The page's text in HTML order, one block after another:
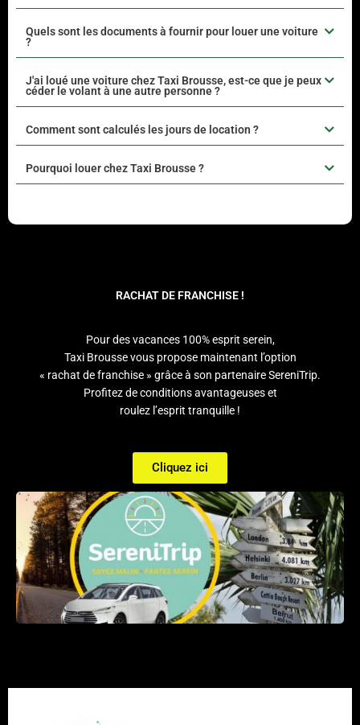
Quels sont les documents à fournir pour louer une voiture
?
J'ai loué une voiture chez Taxi Brousse, est-ce que je peux
céder le volant à une autre personne ?
Comment sont calculés les jours de location ?
Pourquoi louer chez Taxi Brousse ?
RACHAT DE FRANCHISE !
Pour des vacances 100% esprit serein,
Taxi Brousse vous propose maintenant l’option
« rachat de franchise » grâce à son partenaire SereniTrip.
Profitez de conditions avantageuses et
roulez l’esprit tranquille !
Cliquez ici